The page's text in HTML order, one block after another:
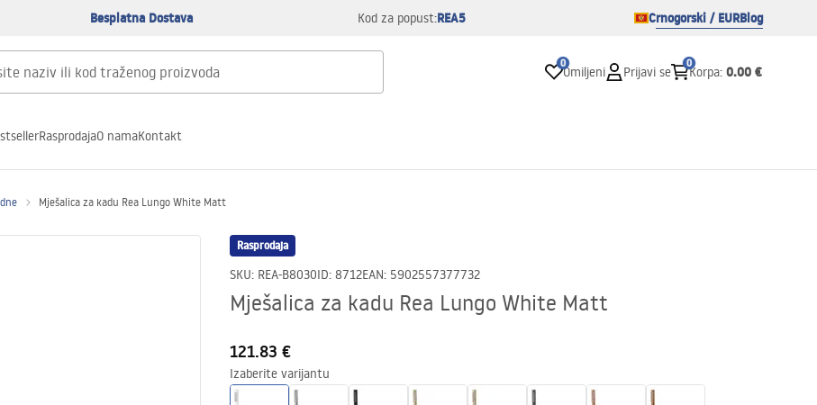
Besplatna Dostava Kod za popust:REA5 Crnogorski / EURBlog
0
Omiljeni Prijavi se
0
Korpa: 0.00 €
RasprodajaO namaKontakt
Mješalica za kadu Rea Lungo White Matt
Rasprodaja
SKU: REA-B8030ID: 8712EAN: 5902557377732
Mješalica za kadu Rea Lungo White Matt
121.83 €
Izaberite varijantu